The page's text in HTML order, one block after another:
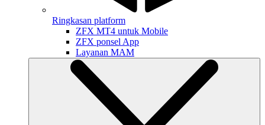
Ringkasan platform
ZFX MT4 untuk Mobile
ZFX ponsel App
Layanan MAM